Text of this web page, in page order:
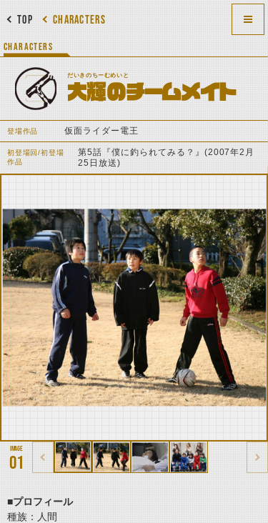
CHARACTERS
TOP
CHARACTERS
だいきのちーむめいと
大輝のチームメイト
登場作品 仮面ライダー電王
初登場回/初登場
作品
第5話『僕に釣られてみる？』(2007年2月
25日放送)
01
■プロフィール
種族：人間